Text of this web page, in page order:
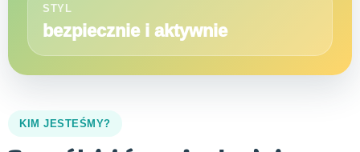
STYL
bezpiecznie i aktywnie
KIM JESTEŚMY?